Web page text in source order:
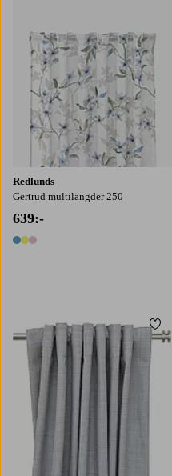
Redlunds
Gertrud multilängder 250
639:-
3 färger